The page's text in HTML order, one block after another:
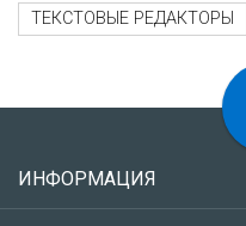
ТЕКСТОВЫЕ РЕДАКТОРЫ
ИНФОРМАЦИЯ